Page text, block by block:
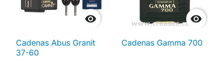

Cadenas Abus Granit
37-60

Cadenas Gamma 700